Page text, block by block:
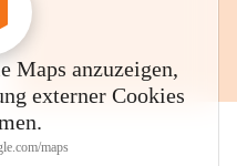
Maps anzuzeigen,
externer Cookies
maps